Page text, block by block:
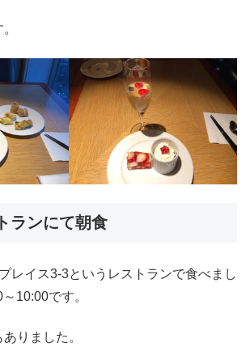
ランにて朝食
レイス3-3というレストランで食べまし
10:00です。
りました。